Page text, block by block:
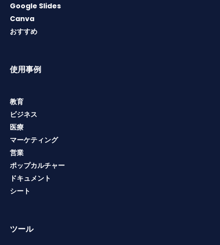
Google Slides
Canva
おすすめ
使用事例
教育
ビジネス
医療
マーケティング
営業
ポップカルチャー
ドキュメント
シート
ツール